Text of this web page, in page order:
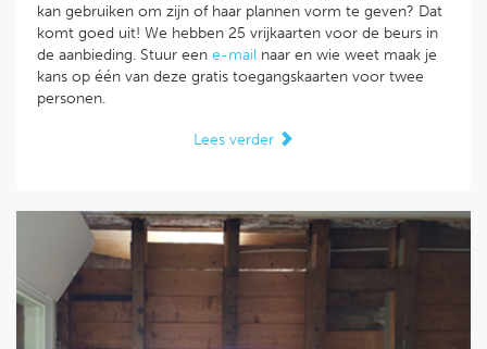
kan gebruiken om zijn of haar plannen vorm te geven? Dat
komt goed uit! We hebben 25 vrijkaarten voor de beurs in
de aanbieding. Stuur een e-mail naar en wie weet maak je
kans op één van deze gratis toegangskaarten voor twee
personen.
Lees verder